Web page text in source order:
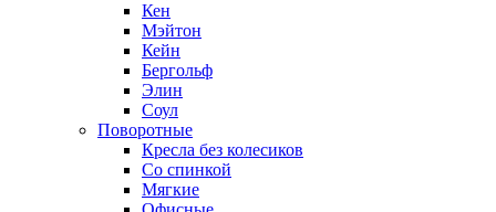
Кен
Мэйтон
Кейн
Бергольф
Элин
Соул
Поворотные
Кресла без колесиков
Со спинкой
Мягкие